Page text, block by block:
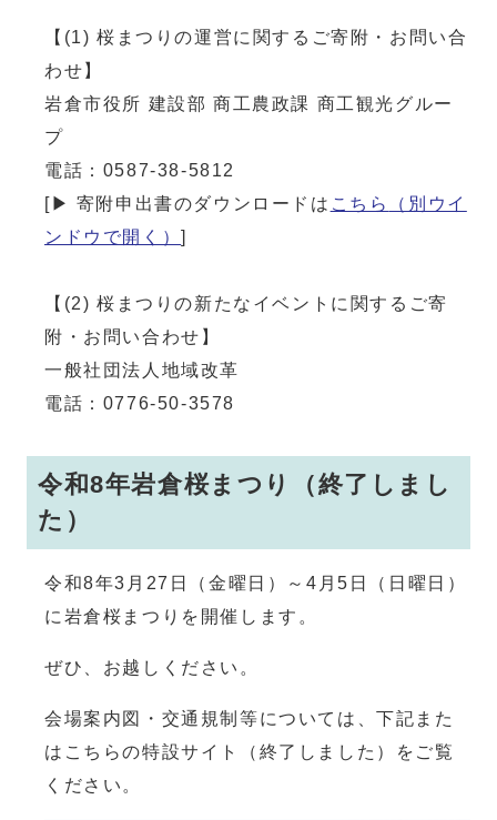
【(1) 桜まつりの運営に関するご寄附・お問い合
わせ】
岩倉市役所 建設部 商工農政課 商工観光グルー
プ
電話：0587-38-5812
[▶ 寄附申出書のダウンロードは こちら
（別ウイ
ンドウで開く）]
【(2) 桜まつりの新たなイベントに関するご寄
附・お問い合わせ】
一般社団法人地域改革
電話：0776-50-3578
令和8年岩倉桜まつり（終了しまし
た）
令和8年3月27日（金曜日）～4月5日（日曜日）
に岩倉桜まつりを開催します。
ぜひ、お越しください。
会場案内図・交通規制等については、下記また
はこちらの特設サイト（終了しました）をご覧
ください。